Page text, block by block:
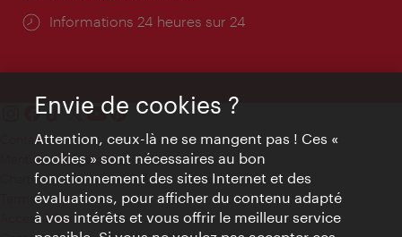
Öffnungszeiten:
Informations 24 heures sur 24
Contact
Mentions obligatoires
Charte sur le respect de la vie privée
Terms of Use
Accessibilité
Envie de cookies ?
Attention, ceux-là ne se mangent pas ! Ces «
cookies » sont nécessaires au bon
fonctionnement des sites Internet et des
évaluations, pour afficher du contenu adapté
à vos intérêts et vous offrir le meilleur service